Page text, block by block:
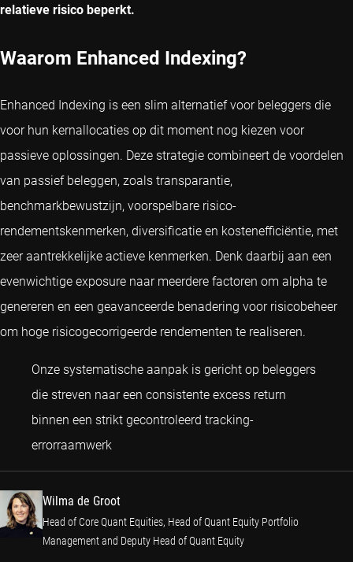
relatieve risico beperkt.
Waarom Enhanced Indexing?
Enhanced Indexing is een slim alternatief voor beleggers die
voor hun kernallocaties op dit moment nog kiezen voor
passieve oplossingen. Deze strategie combineert de voordelen
van passief beleggen, zoals transparantie,
benchmarkbewustzijn, voorspelbare risico-
rendementskenmerken, diversificatie en kostenefficiëntie, met
zeer aantrekkelijke actieve kenmerken. Denk daarbij aan een
evenwichtige exposure naar meerdere factoren om alpha te
genereren en een geavanceerde benadering voor risicobeheer
om hoge risicogecorrigeerde rendementen te realiseren.
Onze systematische aanpak is gericht op beleggers
die streven naar een consistente excess return
binnen een strikt gecontroleerd tracking-
errorraamwerkWilma de Groot
Wilma de Groot
Head of Core Quant Equities, Head of Quant Equity Portfolio
Management and Deputy Head of Quant Equity